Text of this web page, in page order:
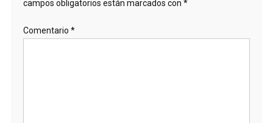
campos obligatorios están marcados con *
Comentario *